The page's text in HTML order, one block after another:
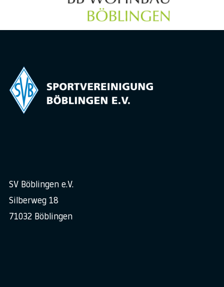
SV Böblingen e.V.
Silberweg 18
71032 Böblingen